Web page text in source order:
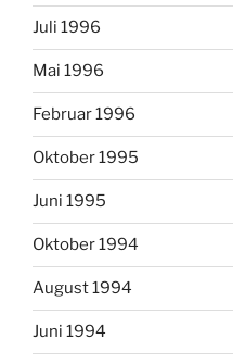
Juli 1996
Mai 1996
Februar 1996
Oktober 1995
Juni 1995
Oktober 1994
August 1994
Juni 1994